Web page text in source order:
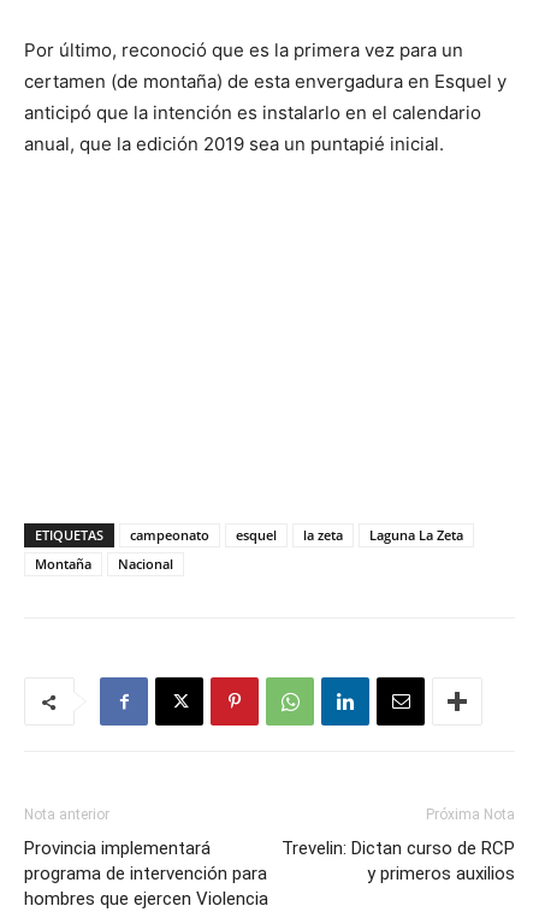
Por último, reconoció que es la primera vez para un
certamen (de montaña) de esta envergadura en Esquel y
anticipó que la intención es instalarlo en el calendario
anual, que la edición 2019 sea un puntapié inicial.
ETIQUETAS campeonato esquel la zeta
Laguna La Zeta
Montaña
Nacional
Nota anterior
Provincia implementará
programa de intervención para
hombres que ejercen Violencia
Próxima Nota
Trevelin: Dictan curso de RCP
y primeros auxilios